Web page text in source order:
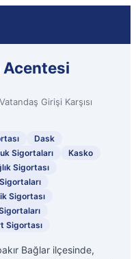
Girişi Karşısı
Dask
Sigortaları
Kasko
Sigortası
Sigortası
Sigortası
Bağlar ilçesinde,